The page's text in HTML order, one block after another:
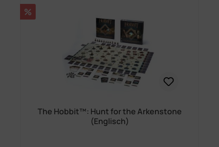
Rabatt
%
The Hobbit™: Hunt for the Arkenstone
(Englisch)